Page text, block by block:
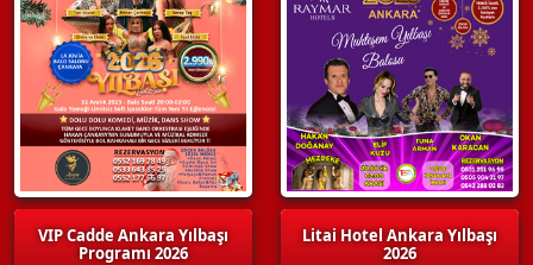
VIP Cadde Ankara Yılbaşı
Programı 2026
Litai Hotel Ankara Yılbaşı
2026